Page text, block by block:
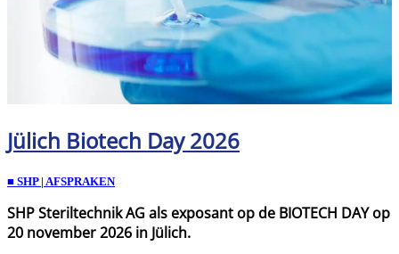
Jülich Biotech Day 2026
■ SHP | AFSPRAKEN
SHP Steriltechnik AG als exposant op de BIOTECH DAY op
20 november 2026 in Jülich.